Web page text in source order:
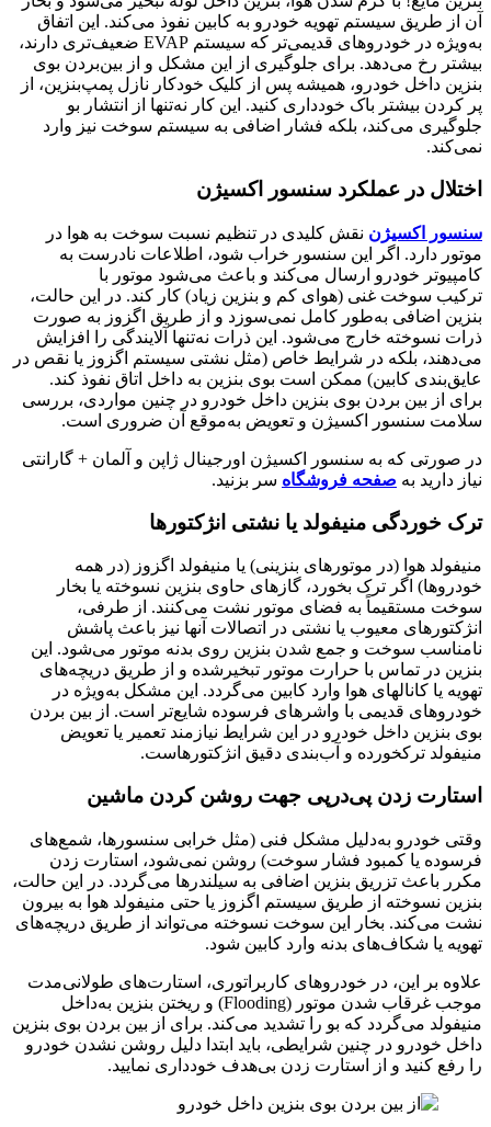
آن از طریق سیستم تهویه خودرو به کابین نفوذ می‌کند. این اتفاق
به‌ویژه در خودروهای قدیمی‌تر که سیستم EVAP ضعیف‌تری دارند،
بیشتر رخ می‌دهد. برای جلوگیری از این مشکل و از بین‌بردن بوی
بنزین داخل خودرو، همیشه پس از کلیک خودکار نازل پمپ‌بنزین، از
پر کردن بیشتر باک خودداری کنید. این کار نه‌تنها از انتشار بو
جلوگیری می‌کند، بلکه فشار اضافی به سیستم سوخت نیز وارد
نمی‌کند.
اختلال در عملکرد سنسور اکسیژن
سنسور اکسیژن نقش کلیدی در تنظیم نسبت سوخت به هوا در
موتور دارد. اگر این سنسور خراب شود، اطلاعات نادرست به
کامپیوتر خودرو ارسال می‌کند و باعث می‌شود موتور با
ترکیب سوخت غنی (هوای کم و بنزین زیاد) کار کند. در این حالت،
بنزین اضافی به‌طور کامل نمی‌سوزد و از طریق اگزوز به صورت
ذرات نسوخته خارج می‌شود. این ذرات نه‌تنها آلایندگی را افزایش
می‌دهند، بلکه در شرایط خاص (مثل نشتی سیستم اگزوز یا نقص در
عایق‌بندی کابین) ممکن است بوی بنزین به داخل اتاق نفوذ کند.
برای از بین بردن بوی بنزین داخل خودرو در چنین مواردی، بررسی
سلامت سنسور اکسیژن و تعویض به‌موقع آن ضروری است.
در صورتی که به سنسور اکسیژن اورجینال ژاپن و آلمان + گارانتی
نیاز دارید به صفحه فروشگاه سر بزنید.
ترک خوردگی منیفولد یا نشتی انژکتورها
منیفولد هوا (در موتورهای بنزینی) یا منیفولد اگزوز (در همه
خودروها) اگر ترک بخورد، گازهای حاوی بنزین نسوخته یا بخار
سوخت مستقیماً به فضای موتور نشت می‌کنند. از طرفی،
انژکتورهای معیوب یا نشتی در اتصالات آنها نیز باعث پاشش
نامناسب سوخت و جمع شدن بنزین روی بدنه موتور می‌شود. این
بنزین در تماس با حرارت موتور تبخیر‌شده و از طریق دریچه‌های
تهویه یا کانالهای هوا وارد کابین می‌گردد. این مشکل به‌ویژه در
خودروهای قدیمی با واشرهای فرسوده شایع‌تر است. از بین بردن
بوی بنزین داخل خودرو در این شرایط نیازمند تعمیر یا تعویض
منیفولد ترکخورده و آب‌بندی دقیق انژکتورهاست.
استارت زدن پی‌درپی جهت روشن کردن ماشین
وقتی خودرو به‌دلیل مشکل فنی (مثل خرابی سنسورها، شمع‌های
فرسوده یا کمبود فشار سوخت) روشن نمی‌شود، استارت زدن
مکرر باعث تزریق بنزین اضافی به سیلندرها می‌گردد. در این حالت،
بنزین نسوخته از طریق سیستم اگزوز یا حتی منیفولد هوا به بیرون
نشت می‌کند. بخار این سوخت نسوخته می‌تواند از طریق دریچه‌های
تهویه یا شکاف‌های بدنه وارد کابین شود.
علاوه بر این، در خودروهای کاربراتوری، استارت‌های طولانی‌مدت
موجب غرقاب شدن موتور (Flooding) و ریختن بنزین به‌داخل
منیفولد می‌گردد که بو را تشدید می‌کند. برای از بین بردن بوی بنزین
داخل خودرو در چنین شرایطی، باید ابتدا دلیل روشن‌ نشدن خودرو
را رفع کنید و از استارت زدن بی‌هدف خودداری نمایید.